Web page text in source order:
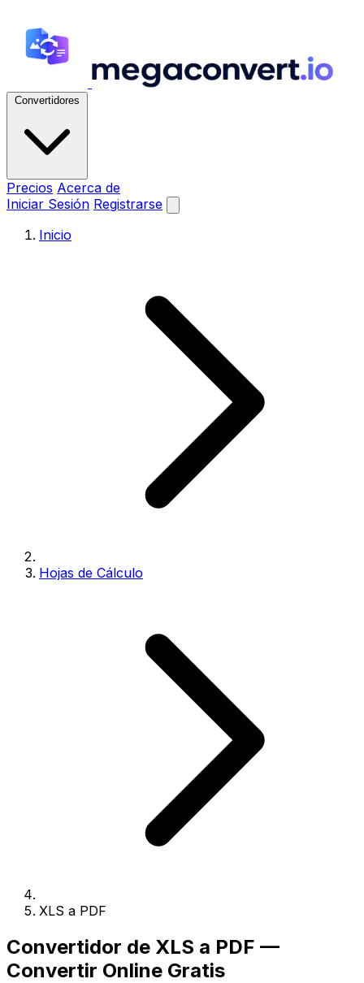
Convertidores
Precios Acerca de
Iniciar Sesión Registrarse
Inicio
Hojas de Cálculo
XLS a PDF
Convertidor de XLS a PDF —
Convertir Online Gratis